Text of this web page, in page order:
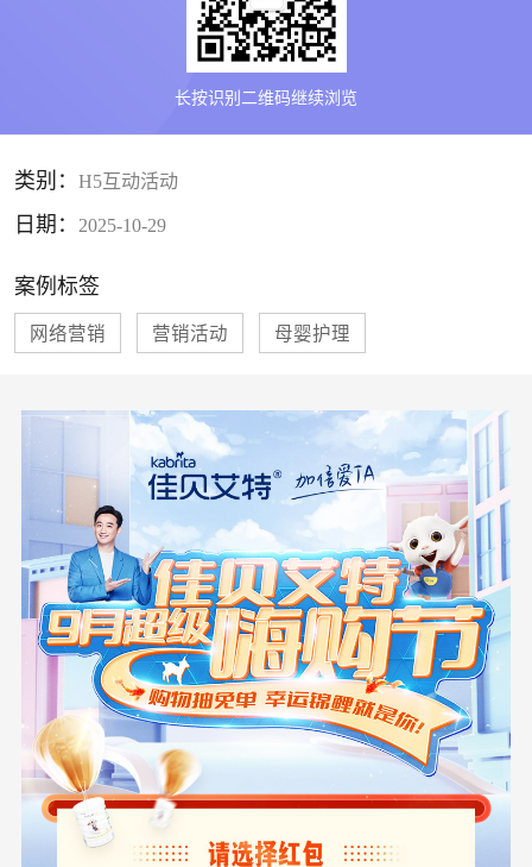
长按识别二维码继续浏览
类别： H5互动活动
日期： 2025-10-29
案例标签
网络营销 营销活动 母婴护理